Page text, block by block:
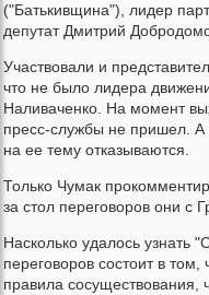
("Батькивщина"), лидер
депутат Дмитрий
Участвовали и
что не было лидера
Наливаченко. На момент
пресс-службы не пришел. А
на ее тему отказываются.
Только Чумак
за стол переговоров они с
Насколько удалось узнать
переговоров состоит в
правила сосуществования,